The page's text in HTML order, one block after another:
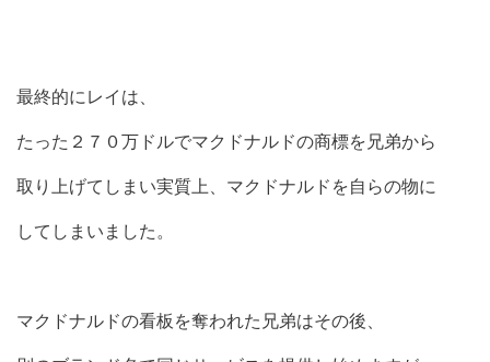
最終的にレイは、
たった２７０万ドルでマクドナルドの商標を兄弟から
取り上げてしまい実質上、マクドナルドを自らの物に
してしまいました。
マクドナルドの看板を奪われた兄弟はその後、